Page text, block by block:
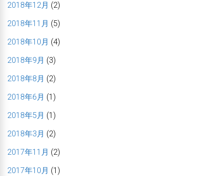
2018年12月 (2)
2018年11月 (5)
2018年10月 (4)
2018年9月 (3)
2018年8月 (2)
2018年6月 (1)
2018年5月 (1)
2018年3月 (2)
2017年11月 (2)
2017年10月 (1)